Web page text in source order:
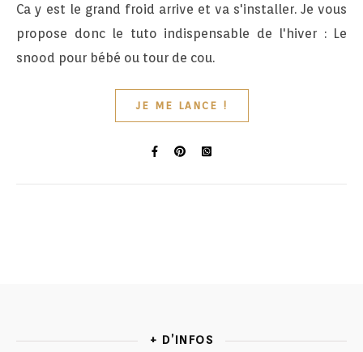
Ca y est le grand froid arrive et va s'installer. Je vous
propose donc le tuto indispensable de l'hiver : Le
snood pour bébé ou tour de cou.
JE ME LANCE !
+ D’INFOS